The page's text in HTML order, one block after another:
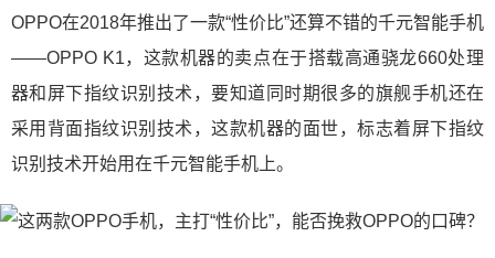
OPPO在2018年推出了一款“性价比”还算不错的千元智能手机
——OPPO K1，这款机器的卖点在于搭载高通骁龙660处理
器和屏下指纹识别技术，要知道同时期很多的旗舰手机还在
采用背面指纹识别技术，这款机器的面世，标志着屏下指纹
识别技术开始用在千元智能手机上。